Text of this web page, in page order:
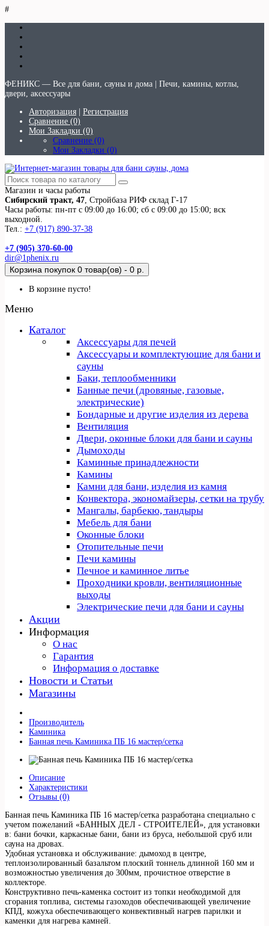
#
ФЕНИКС — Все для бани, сауны и дома | Печи, камины, котлы,
двери, аксессуары
Авторизация
Регистрация
Сравнение (0)
Мои Закладки (0)
Сравнение (0)
Мои Закладки (0)
Магазин и часы работы
Сибирский тракт, 47, Стройбаза РИФ склад Г-17
Часы работы: пн-пт с 09:00 до 16:00; сб с 09:00 до 15:00; вск
выходной.
Тел.: +7 (917) 890-37-38
+7 (905) 370-60-00
dir@1phenix.ru
Корзина покупок 0 товар(ов) - 0 р.
В корзине пусто!
Меню
Каталог
Аксессуары для печей
Аксессуары и комплектующие для бани и
сауны
Баки, теплообменники
Банные печи (дровяные, газовые,
электрические)
Бондарные и другие изделия из дерева
Вентиляция
Двери, оконные блоки для бани и сауны
Дымоходы
Каминные принадлежности
Камины
Камни для бани, изделия из камня
Конвектора, экономайзеры, сетки на трубу
Мангалы, барбекю, тандыры
Мебель для бани
Оконные блоки
Отопительные печи
Печи камины
Печное и каминное литье
Проходники кровли, вeнтиляционные
выходы
Электрические печи для бани и сауны
Акции
Информация
О нас
Гарантия
Информация о доставке
Новости и Статьи
Магазины
Производитель
Каминика
Банная печь Каминика ПБ 16 мастер/сетка
Описание
Характеристики
Отзывы (0)
Банная печь Каминика ПБ 16 мастер/сетка разработана специально с
учетом пожеланий «БАННЫХ ДЕЛ - СТРОИТЕЛЕЙ», для установки
в: бани бочки, каркасные бани, бани из бруса, небольшой сруб или
сауна на дровах.
Удобная установка и обслуживание: дымоход в центре,
теплоизолированный базальтом плоский тоннель длинной 160 мм и
возможностью увеличения до 300мм, прочистное отверстие в
коллекторе.
Конструктивно печь-каменка состоит из топки необходимой для
сгорания топлива, системы газоходов обеспечивающей увеличение
КПД, кожуха обеспечивающего конвективный нагрев парилки и
каменки для нагрева камней.